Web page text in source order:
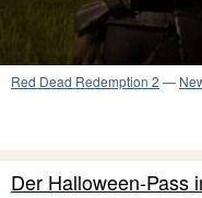
Red Dead Redemption 2 —
Der Halloween-Pass